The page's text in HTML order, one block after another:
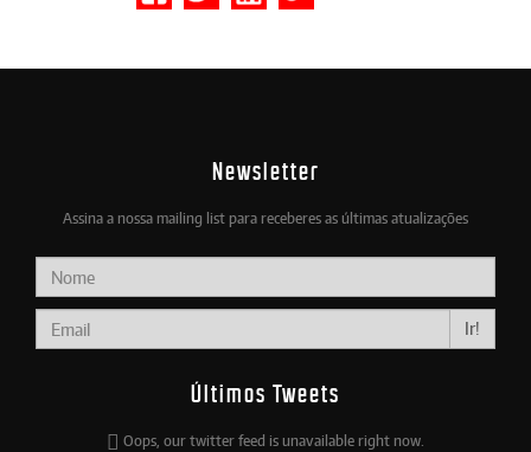
Newsletter
Assina a nossa mailing list para receberes as últimas atualizações
Ir!
Últimos Tweets
Oops, our twitter feed is unavailable right now.